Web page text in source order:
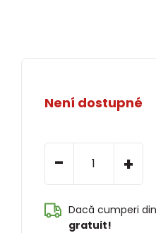
Není dostupné
- +
Dacă cumperi
gratuit!